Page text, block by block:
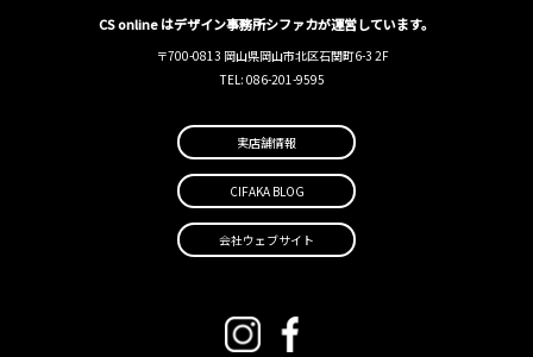
CS online はデザイン事務所シファカが運営しています。
〒700-0813 岡山県岡山市北区石関町6-3 2F
TEL: 086-201-9595
実店舗情報
CIFAKA BLOG
会社ウェブサイト